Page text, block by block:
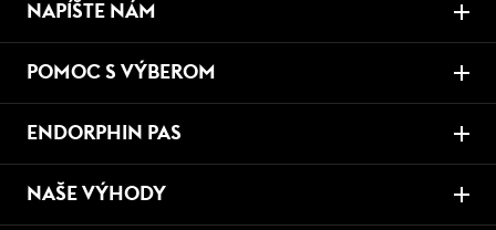
NAPÍŠTE NÁM
POMOC S VÝBEROM
ENDORPHIN PAS
NAŠE VÝHODY